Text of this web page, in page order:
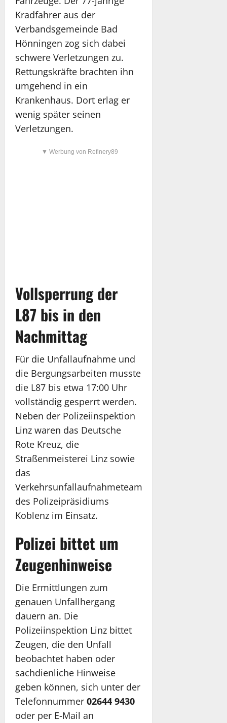
Kradfahrer aus der
Verbandsgemeinde Bad
Hönningen zog sich dabei
schwere Verletzungen zu.
Rettungskräfte brachten ihn
umgehend in ein
Krankenhaus. Dort erlag er
wenig später seinen
Verletzungen.
▼ Werbung von Refinery89
Vollsperrung der
L87 bis in den
Nachmittag
Für die Unfallaufnahme und
die Bergungsarbeiten musste
die L87 bis etwa 17:00 Uhr
vollständig gesperrt werden.
Neben der Polizeiinspektion
Linz waren das Deutsche
Rote Kreuz, die
Straßenmeisterei Linz sowie
das
Verkehrsunfallaufnahmeteam
des Polizeipräsidiums
Koblenz im Einsatz.
Polizei bittet um
Zeugenhinweise
Die Ermittlungen zum
genauen Unfallhergang
dauern an. Die
Polizeiinspektion Linz bittet
Zeugen, die den Unfall
beobachtet haben oder
sachdienliche Hinweise
geben können, sich unter der
Telefonnummer 02644 9430
oder per E-Mail an